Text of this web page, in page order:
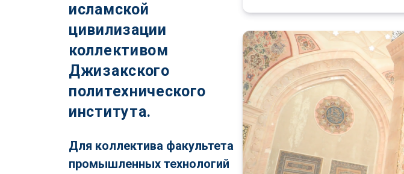
исламской
цивилизации
коллективом
Джизакского
политехнического
института.
Для коллектива факультета
промышленных технологий